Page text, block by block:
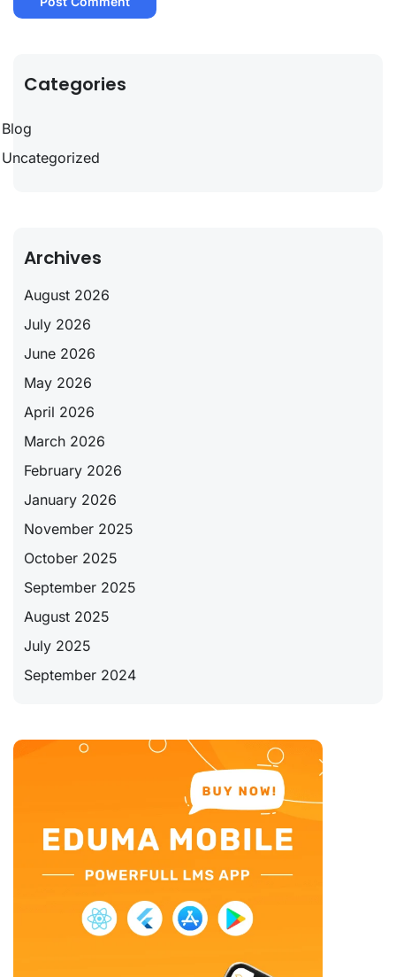
Categories
Blog
Uncategorized
Archives
August 2026
July 2026
June 2026
May 2026
April 2026
March 2026
February 2026
January 2026
November 2025
October 2025
September 2025
August 2025
July 2025
September 2024